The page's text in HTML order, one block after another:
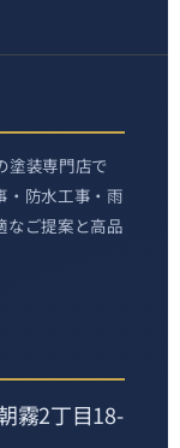
塗装専門店で
・防水工事・雨
なご提案と高品
霧2丁目18-